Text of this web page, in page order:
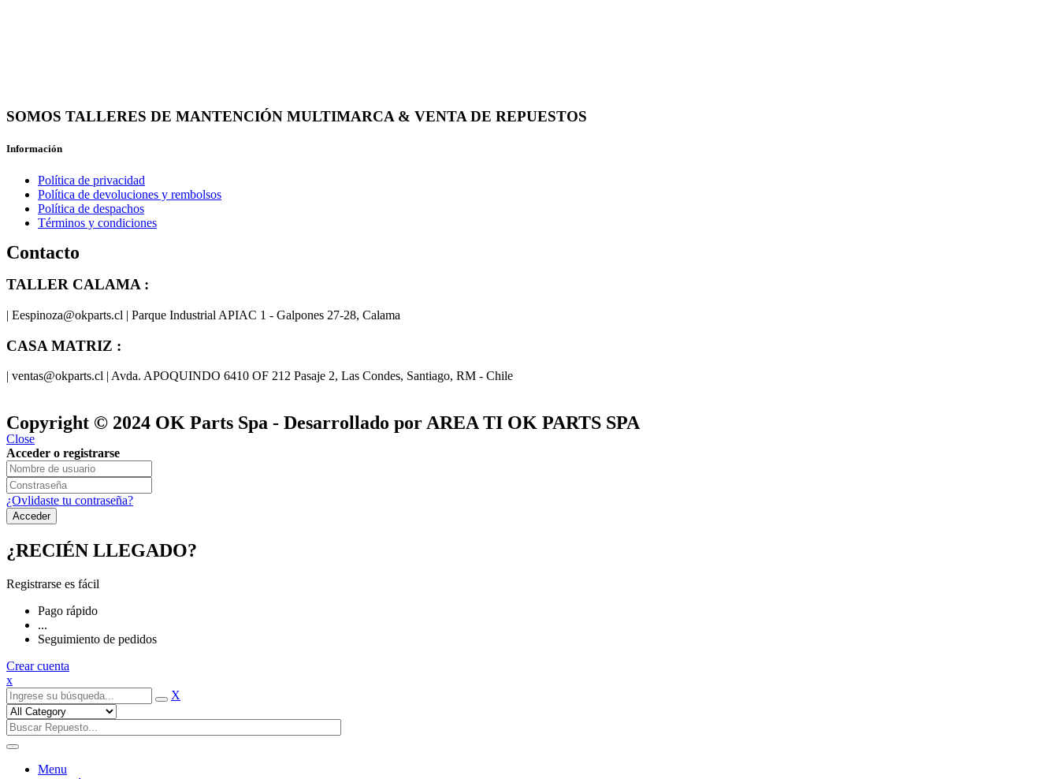
SOMOS TALLERES DE MANTENCIÓN MULTIMARCA & VENTA DE REPUESTOS
Información
Política de privacidad
Política de devoluciones y rembolsos
Política de despachos
Términos y condiciones
Contacto
TALLER CALAMA :
| Eespinoza@okparts.cl | Parque Industrial APIAC 1 - Galpones 27-28, Calama
CASA MATRIZ :
| ventas@okparts.cl | Avda. APOQUINDO 6410 OF 212 Pasaje 2, Las Condes, Santiago, RM - Chile
Copyright © 2024 OK Parts Spa - Desarrollado por AREA TI OK PARTS SPA
Close
Acceder o registrarse
¿Ovlidaste tu contraseña?
¿RECIÉN LLEGADO?
Registrarse es fácil
Pago rápido
...
Seguimiento de pedidos
Crear cuenta
x
X
Menu